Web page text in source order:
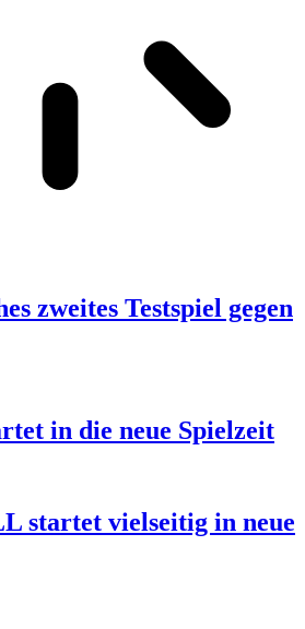
zweites Testspiel gegen
in die neue Spielzeit
startet vielseitig in neue